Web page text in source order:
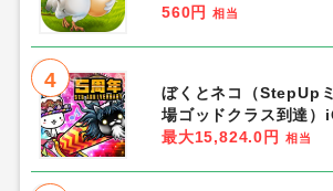
560円
相当
4
ぼくとネコ（StepUp
場ゴッドクラス到達）
最大15,824.0円
相当